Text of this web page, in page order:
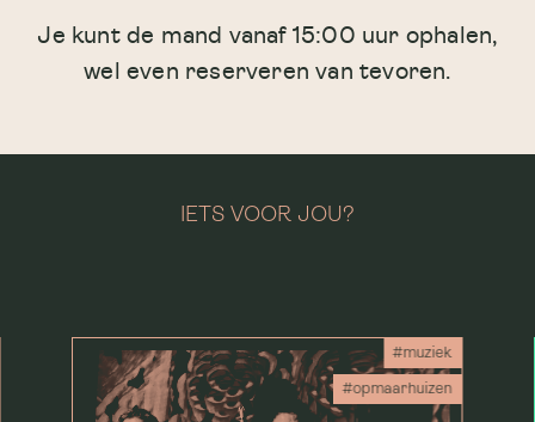
Je kunt de mand vanaf 15:00 uur ophalen,
wel even reserveren van tevoren.
IETS VOOR JOU?
#muziek
#opmaarhuizen